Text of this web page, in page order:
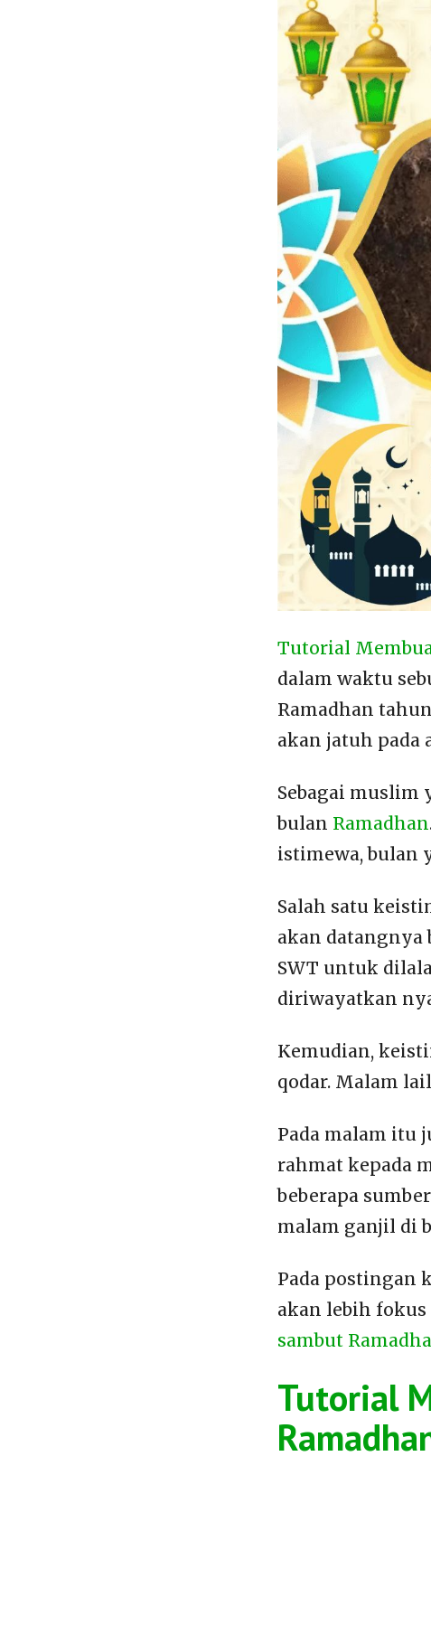
Tutorial
dalam waktu
Ramadhan
akan jatuh pada
Sebagai muslim
bulan Ramadhan
istimewa, bulan
Salah satu
akan datangnya
SWT untuk
diriwayatkan
Kemudian,
qodar. Malam
Pada malam itu
rahmat kepada
beberapa
malam ganjil di
Pada postingan
akan lebih
sambut
Tutorial